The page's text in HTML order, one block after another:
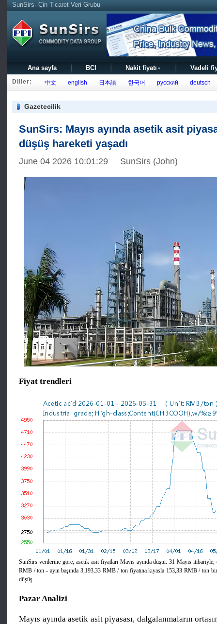
SunSirs--Çin Ticaret Veri Grubu
Ana sayfa BCI Nakit fiyatı ▼ Vadeli
Diller: 中文 english 日本語 한국어 русский deutsch
Gazetecilik
SunSirs: Mayıs ayında asetik asit
düşüş hareketi yaşadı
June 04 2026 10:01:29 SunSirs (John)
Fiyat trendleri
SunSirs verilerine göre, asetik asit fiyatları Mayıs ayında düştü. 31 Mayıs itibariyle,
RMB / ton - ayın başında 3,193,33 RMB / ton fiyatına kıyasla 153,33 RMB / ton
düşüş.
Pazar Analizi
Mayıs ayında asetik asit piyasası, dalgalanmaların